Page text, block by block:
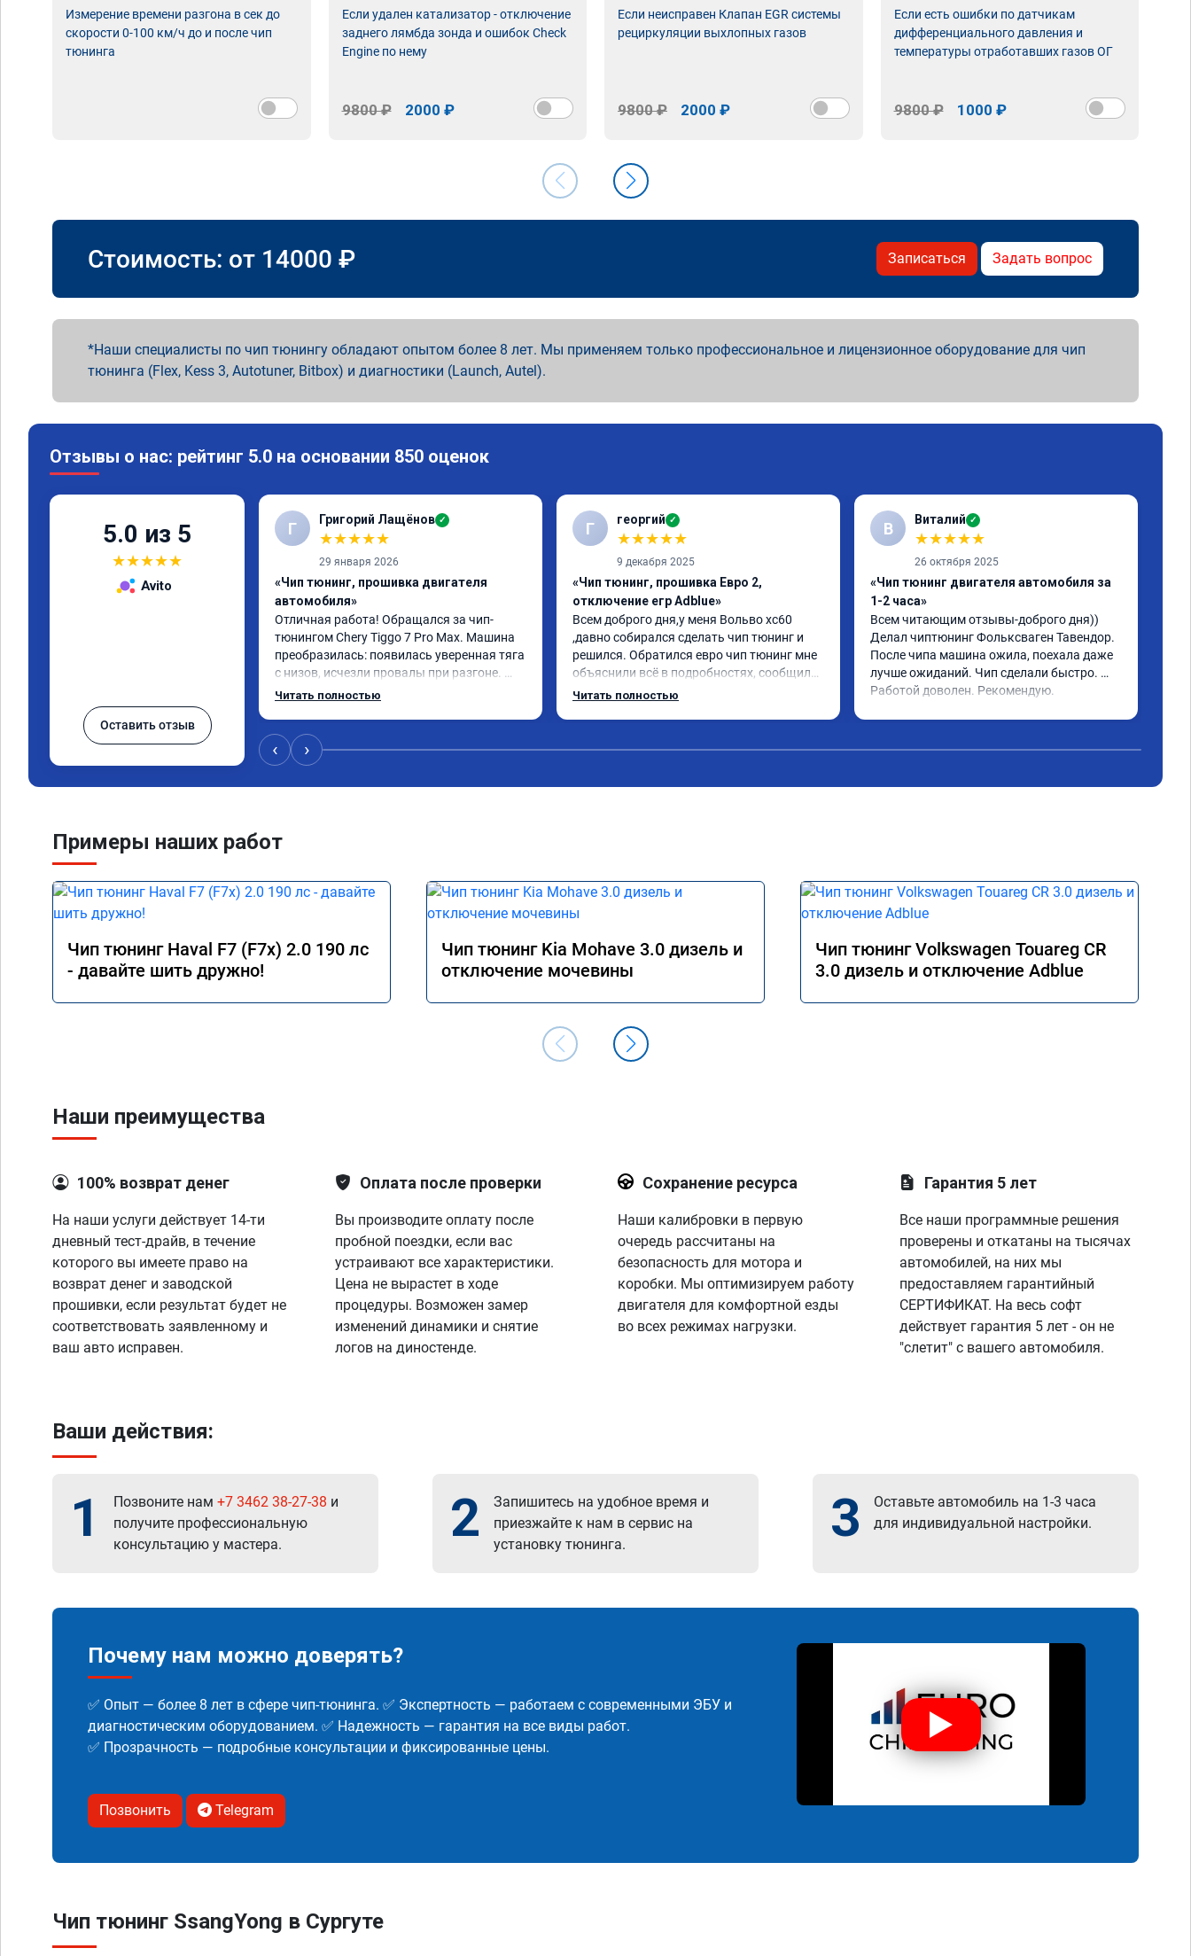
Измерение времени разгона в сек до
скорости 0-100 км/ч до и после чип
тюнинга
Если удален катализатор - отключение
заднего лямбда зонда и ошибок Check
Engine по нему
9800 ₽ 2000 ₽
Если неисправен Клапан EGR системы
рециркуляции выхлопных газов
9800 ₽ 2000 ₽
Если есть ошибки по датчикам
дифференциального давления и
температуры отработавших газов ОГ
9800 ₽ 1000 ₽
Стоимость: от 14000 ₽ Записаться Задать вопрос
Наши специалисты по чип тюнингу обладают опытом более 8 лет. Мы применяем только профессиональное и лицензионное оборудование для чип
тюнинга (Flex, Kess 3, Autotuner, Bitbox) и диагностики (Launch, Autel).
Отзывы о нас: рейтинг 5.0 на основании 850 оценок
5.0 из 5
★★★★★
Avito
Оставить отзыв
Г Григорий Лащёнов ✓
★★★★★
29 января 2026
«Чип тюнинг, прошивка двигателя
автомобиля»
Отличная работа! Обращался за чип-
тюнингом Chery Tiggo 7 Pro Max. Машина
преобразилась: появилась уверенная тяга
с низов, исчезли провалы при разгоне.
Расход в спокойном режиме даже немного
всем, кто сомневается.
Читать полностью
Г георгий ✓
★★★★★
9 декабря 2025
«Чип тюнинг, прошивка Евро 2,
отключение егр Adblue»
Всем доброго дня,у меня Вольво xc60
,давно собирался сделать чип тюнинг и
решился. Обратился евро чип тюнинг мне
объяснили всё в подробностях, сообщили
сумму записали. Приехал в назначенное
Читать полностью
В Виталий ✓
★★★★★
26 октября 2025
«Чип тюнинг двигателя автомобиля за
1-2 часа»
Всем читающим отзывы-доброго дня))
Делал чиптюнинг Фольксваген Тавендор.
После чипа машина ожила, поехала даже
лучше ожиданий. Чип сделали быстро.
Работой доволен. Рекомендую.
‹ ›
Примеры наших работ
Чип тюнинг Haval F7 (F7x) 2.0 190 лс
- давайте шить дружно!
Чип тюнинг Kia Mohave 3.0 дизель и
отключение мочевины
Чип тюнинг Volkswagen Touareg CR
3.0 дизель и отключение Adblue
Наши преимущества
100% возврат денег
На наши услуги действует 14-ти
дневный тест-драйв, в течение
которого вы имеете право на
возврат денег и заводской
прошивки, если результат будет не
соответствовать заявленному и
ваш авто исправен.
Оплата после проверки
Вы производите оплату после
пробной поездки, если вас
устраивают все характеристики.
Цена не вырастет в ходе
процедуры. Возможен замер
изменений динамики и снятие
логов на диностенде.
Сохранение ресурса
Наши калибровки в первую
очередь рассчитаны на
безопасность для мотора и
коробки. Мы оптимизируем работу
двигателя для комфортной езды
во всех режимах нагрузки.
Гарантия 5 лет
Все наши программные решения
проверены и откатаны на тысячах
автомобилей, на них мы
предоставляем гарантийный
СЕРТИФИКАТ. На весь софт
действует гарантия 5 лет - он не
"слетит" с вашего автомобиля.
Ваши действия:
1 Позвоните нам +7 3462 38-27-38 и
получите профессиональную
консультацию у мастера.
2
Запишитесь на удобное время и
приезжайте к нам в сервис на
установку тюнинга.
3
Оставьте автомобиль на 1-3 часа
для индивидуальной настройки.
Почему нам можно доверять?
✅ Опыт — более 8 лет в сфере чип-тюнинга. ✅ Экспертность — работаем с современными ЭБУ и
диагностическим оборудованием. ✅ Надежность — гарантия на все виды работ.
✅ Прозрачность — подробные консультации и фиксированные цены.
Позвонить Telegram
Чип тюнинг SsangYong в Сургуте